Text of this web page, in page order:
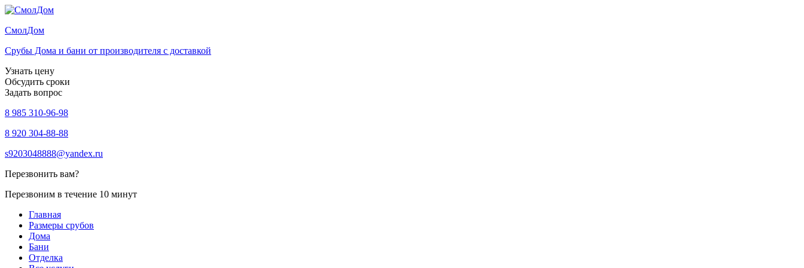
СмолДом
Срубы Дома и бани от производителя с доставкой
Узнать цену
Обсудить сроки
Задать вопрос
8 985 310-96-98
8 920 304-88-88
s9203048888@yandex.ru
Перезвонить вам?
Перезвоним в течение 10 минут
Главная
Размеры срубов
Дома
Бани
Отделка